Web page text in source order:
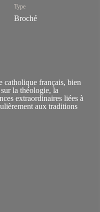
Type
Broché
catholique français, bien
la théologie, la
extraordinaires liées à
aux traditions
l’élimination de tout
catholique. Il soutient
christianisme, à la fois
de l’homme moderne.